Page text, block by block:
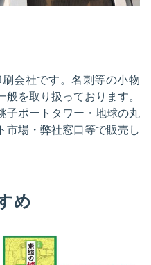
会社です。名刺等の小物
を取り扱っております。
子ポートタワー・地球の丸
市場・弊社窓口等で販売し
め